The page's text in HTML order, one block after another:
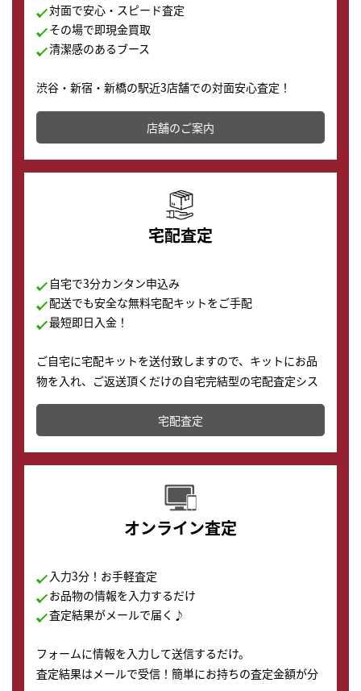
対面で安心・スピード査定
その場で即現金買取
清潔感のあるブース
渋谷・新宿・新橋の駅近3店舗での対面安心査定！
その場で現金買取致します。渋谷本店では、時計販売の
店舗を併設しており、下取りに出してお得に新しい時計
の購入もできます♪
店舗のご案内
宅配査定
自宅で3分カンタン申込み
配送でも安全な無料宅配キットをご手配
最短即日入金！
ご自宅に宅配キットを送付致しますので、キットにお品
物を入れ、ご返送頂くだけの自宅完結型の宅配査定シス
テムです。
配送でも簡単&安全に査定・買取に出すことが可能で
す。
宅配査定
オンライン査定
入力3分！お手軽査定
お品物の情報を入力するだけ
査定結果がメールで届く♪
フォームに情報を入力して送信するだけ。
査定結果はメールで受信！簡単にお持ちの査定金額が分